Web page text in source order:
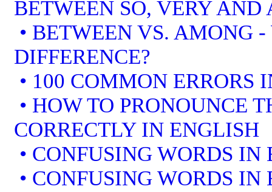
BETWEEN SO, VERY AND
• BETWEEN VS. AMONG
DIFFERENCE?
• 100 COMMON ERRORS
• HOW TO PRONOUNCE
CORRECTLY IN ENGLISH
• CONFUSING WORDS
• CONFUSING WORDS